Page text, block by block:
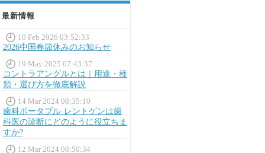
最新情報
10 Feb 2026 03:52:33
2026中国春節休みのお知らせ
19 May 2025 07:43:37
コントラアングルとは｜用途・種
類・選び方を徹底解説
14 Mar 2024 08:35:10
歯科ポータブル レントゲンは歯
科医の診断にどのように役立ちま
すか?
12 Mar 2024 08:50:34